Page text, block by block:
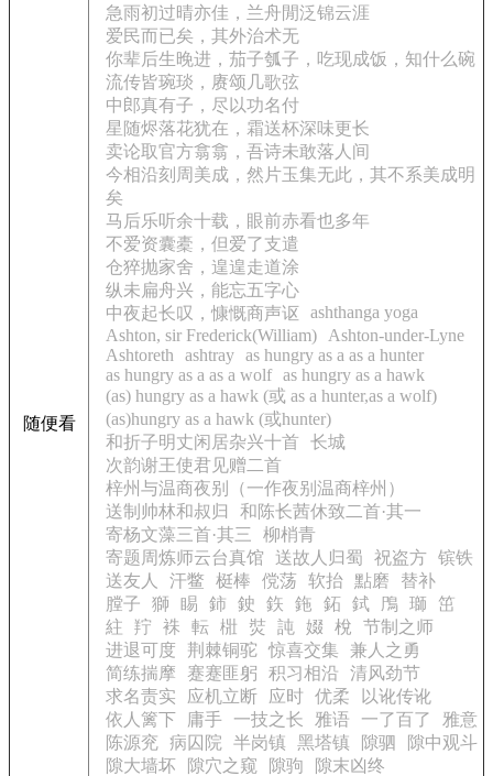
随便看
急雨初过晴亦佳，兰舟閒泛锦云涯
爱民而已矣，其外治术无
你辈后生晚进，茄子瓠子，吃现成饭，知什么碗
流传皆琬琰，赓颂几歌弦
中郎真有子，尽以功名付
星随烬落花犹在，霜送杯深味更长
卖论取官方翕翕，吾诗未敢落人间
今相沿刻周美成，然片玉集无此，其不系美成明
矣
马后乐听余十载，眼前赤看也多年
不爱资囊橐，但爱了支遣
仓猝抛家舍，遑遑走道涂
纵未扁舟兴，能忘五字心
中夜起长叹，慷慨商声讴 ashthanga yoga
Ashton, sir Frederick(William)
Ashton-under-Lyne
Ashtoreth
ashtray as hungry as a as a hunter
as hungry as a as a wolf as hungry as a hawk
(as) hungry as a hawk (或 as a hunter,as a wolf)
(as)hungry as a hawk (或hunter)
和折子明丈闲居杂兴十首
长城
次韵谢王使君见赠二首
梓州与温商夜别（一作夜别温商梓州）
送制帅林和叔归
和陈长茜休致二首·其一
寄杨文藻三首·其三
柳梢青
寄题周炼师云台真馆
送故人归蜀 祝盗方 镔铁
送友人
汗鳖 梃棒 傥荡 软抬 點磨
替补
膛子
獅 睗 鈰 鉂 鉃 鉇 鉐 鉽 鳲 瑡
笜
紸
羜 袾 転 梉 焋 訰 娺 梲
节制之师
进退可度
荆棘铜驼 惊喜交集
兼人之勇
简练揣摩
蹇蹇匪躬 积习相沿
清风劲节
求名责实
应机立断 应时 优柔
以讹传讹
依人篱下
庸手 一技之长 雅语 一了百了
雅意
陈源兖 病囚院 半岗镇 黑塔镇 隙驷
隙中观斗
隙大墙坏
隙穴之窥 隙驹
隙末凶终